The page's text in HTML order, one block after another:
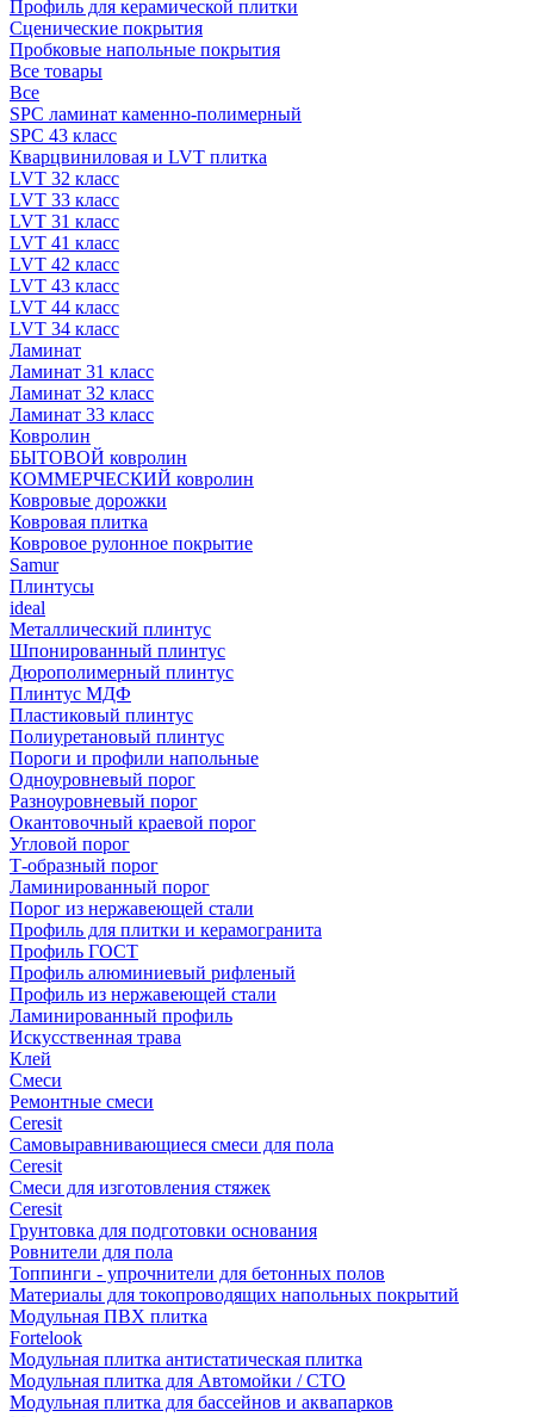
Профиль для керамической плитки
Сценические покрытия
Пробковые напольные покрытия
Все товары
Все
SPC ламинат каменно-полимерный
SPC 43 класс
Кварцвиниловая и LVT плитка
LVT 32 класс
LVT 33 класс
LVT 31 класс
LVT 41 класс
LVT 42 класс
LVT 43 класс
LVT 44 класс
LVT 34 класс
Ламинат
Ламинат 31 класс
Ламинат 32 класс
Ламинат 33 класс
Ковролин
БЫТОВОЙ ковролин
КОММЕРЧЕСКИЙ ковролин
Ковровые дорожки
Ковровая плитка
Ковровое рулонное покрытие
Samur
Плинтусы
ideal
Металлический плинтус
Шпонированный плинтус
Дюрополимерный плинтус
Плинтус МДФ
Пластиковый плинтус
Полиуретановый плинтус
Пороги и профили напольные
Одноуровневый порог
Разноуровневый порог
Окантовочный краевой порог
Угловой порог
Т-образный порог
Ламинированный порог
Порог из нержавеющей стали
Профиль для плитки и керамогранита
Профиль ГОСТ
Профиль алюминиевый рифленый
Профиль из нержавеющей стали
Ламинированный профиль
Искусственная трава
Клей
Смеси
Ремонтные смеси
Ceresit
Самовыравнивающиеся смеси для пола
Ceresit
Смеси для изготовления стяжек
Ceresit
Грунтовка для подготовки основания
Ровнители для пола
Топпинги - упрочнители для бетонных полов
Материалы для токопроводящих напольных покрытий
Модульная ПВХ плитка
Fortelook
Модульная плитка антистатическая плитка
Модульная плитка для Автомойки / СТО
Модульная плитка для бассейнов и аквапарков